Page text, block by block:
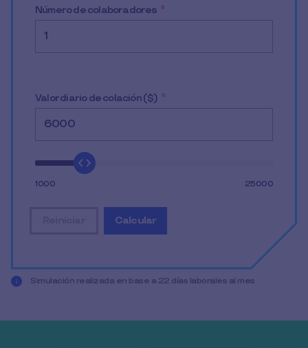
Completa tus datos para conocer más de los
Número de colaboradores *
Valor diario de colación ($) *
1000 25000
restablecer todos los datos de entrada
Calcularmostrar el resultado de la
Simulación realizada en base a 22 días laborales al mes